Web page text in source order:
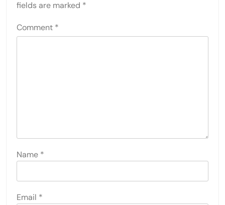
fields are marked *
Comment *
Name *
Email *